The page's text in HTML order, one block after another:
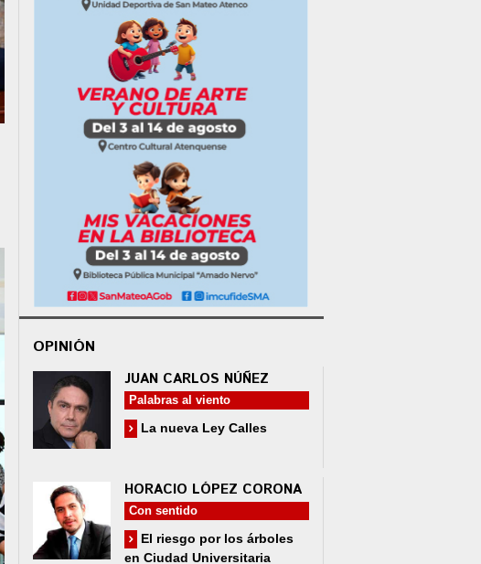
OPINIÓN
JUAN CARLOS NÚÑEZ
Palabras al viento
La nueva Ley Calles
HORACIO LÓPEZ CORONA
Con sentido
El riesgo por los árboles
en Ciudad Universitaria